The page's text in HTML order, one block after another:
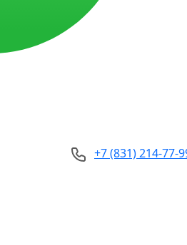
+7 (831) 214-77-